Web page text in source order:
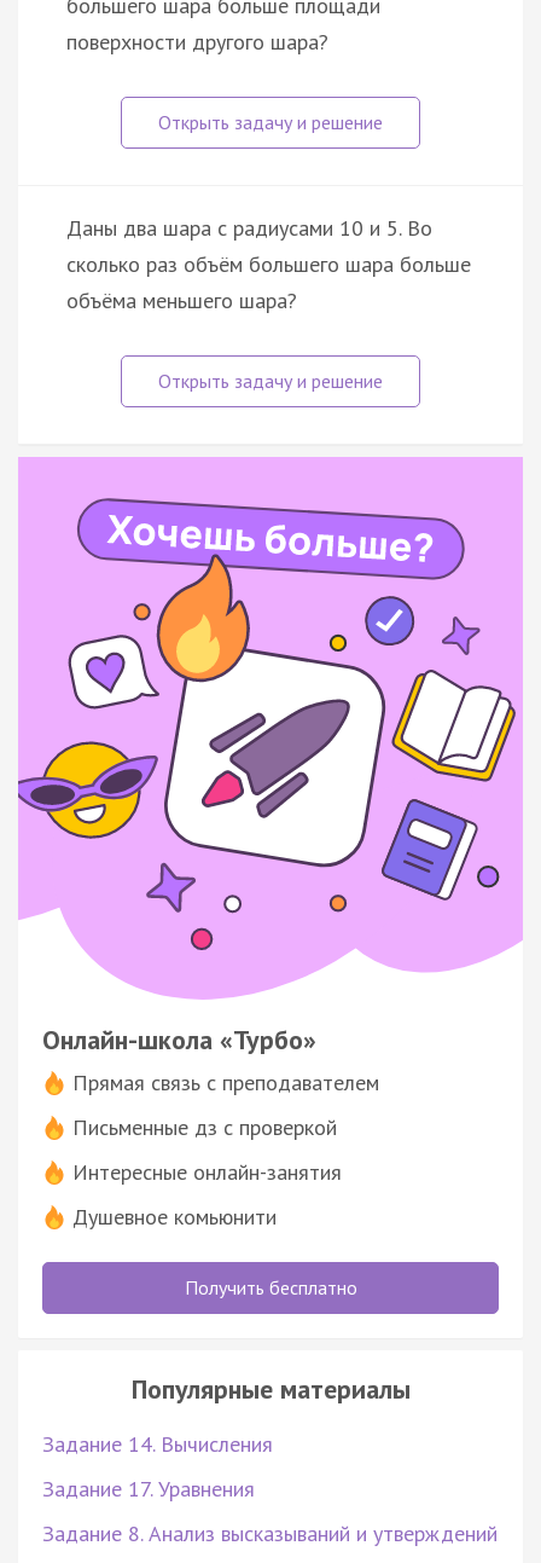
большего шара больше площади
поверхности другого шара?
Даны два шара с радиусами 10 и 5. Во
сколько раз объём большего шара больше
объёма меньшего шара?
Онлайн-школа «Турбо»
Прямая связь с преподавателем
Письменные дз с проверкой
Интересные онлайн-занятия
Душевное комьюнити
Получить бесплатно
Популярные материалы
Задание 14. Вычисления
Задание 17. Уравнения
Задание 8. Анализ высказываний и утверждений